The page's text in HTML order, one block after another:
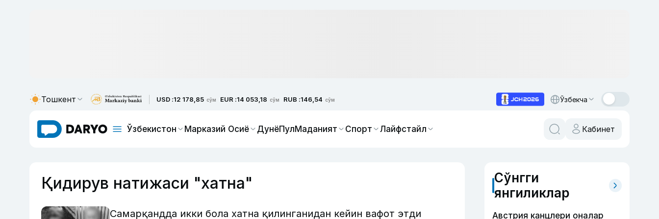
Тошкент USD :12 178,85 сўм EUR :14 053,18 сўм RUB :146,54 сўм Ўзбекча
Ўзбекистон Марказий Осиё ДунёПулМаданият Спорт Лайфстайл Кабинет
Қидирув натижаси "хатна"
Самарқандда икки бола хатна қилинганидан кейин вафот этди
Сўнгги
янгиликлар
Австрия канцлери оналар